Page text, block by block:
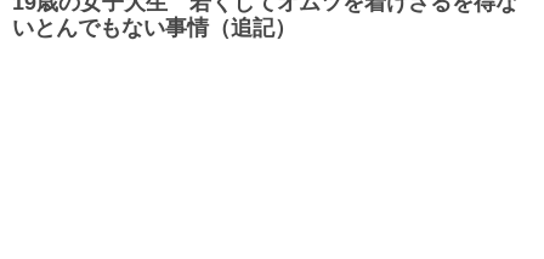
いとんでもない事情（追記）